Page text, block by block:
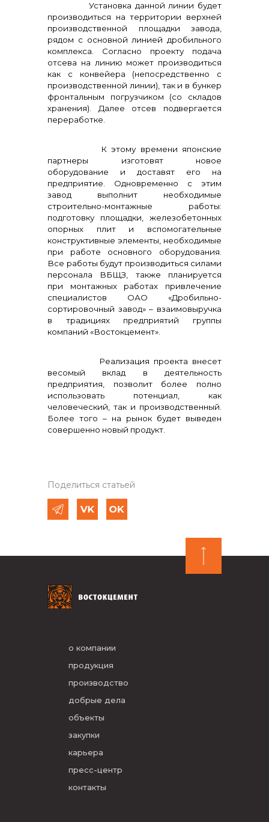
Установка данной линии будет
производиться на территории верхней
производственной площадки завода,
рядом с основной линией дробильного
комплекса. Согласно проекту подача
отсева на линию может производиться
как с конвейера (непосредственно с
производственной линии), так и в бункер
фронтальным погрузчиком (со складов
хранения). Далее отсев подвергается
переработке.
К этому времени японские
партнеры изготовят новое
оборудование и доставят его на
предприятие. Одновременно с этим
завод выполнит необходимые
строительно-монтажные работы:
подготовку площадки, железобетонных
опорных плит и вспомогательные
конструктивные элементы, необходимые
при работе основного оборудования.
Все работы будут производиться силами
персонала ВБЩЗ, также планируется
при монтажных работах привлечение
специалистов ОАО «Дробильно-
сортировочный завод» – взаимовыручка
в традициях предприятий группы
компаний «Востокцемент».
Реализация проекта внесет
весомый вклад в деятельность
предприятия, позволит более полно
использовать потенциал, как
человеческий, так и производственный.
Более того – на рынок будет выведен
совершенно новый продукт.
Поделиться статьей
о компании
продукция
производство
добрые дела
объекты
закупки
карьера
пресс-центр
контакты